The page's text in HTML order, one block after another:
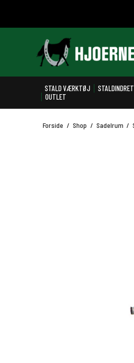
STALD VÆRKTØJ
OUTLET
Forside / Shop / Sadelrum /